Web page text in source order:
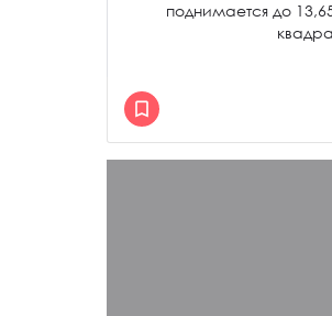
поднимается до